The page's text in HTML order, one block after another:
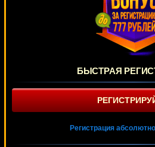
БЫСТРАЯ
Регистрация